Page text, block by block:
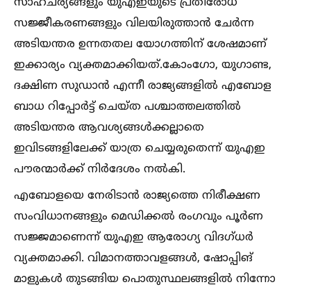
സജ്ജീകരണങ്ങളും വിലയിരുത്താൻ ചേർന്ന
അടിയന്തര ഉന്നതതല യോഗത്തിന് ശേഷമാണ്
ഇക്കാര്യം വ്യക്തമാക്കിയത്.കോംഗോ, യുഗാണ്ട,
ദക്ഷിണ സുഡാൻ എന്നീ രാജ്യങ്ങളില്‍ എബോള
ബാധ റിപ്പോർട്ട് ചെയ്ത പശ്ചാത്തലത്തില്‍
അടിയന്തര ആവശ്യങ്ങള്‍ക്കല്ലാതെ
ഇവിടങ്ങളിലേക്ക് യാത്ര ചെയ്യരുതെന്ന് യുഎഇ
പൗരന്മാർക്ക് നിർദേശം നല്‍കി.
എബോളയെ നേരിടാൻ രാജ്യത്തെ നിരീക്ഷണ
സംവിധാനങ്ങളും മെഡിക്കല്‍ രംഗവും പൂർണ
സജ്ജമാണെന്ന് യുഎഇ ആരോഗ്യ വിദഗ്ധർ
വ്യക്തമാക്കി. വിമാനത്താവളങ്ങള്‍, ഷോപ്പിങ്
മാളുകള്‍ തുടങ്ങിയ പൊതുസ്ഥലങ്ങളില്‍ നിന്നോ